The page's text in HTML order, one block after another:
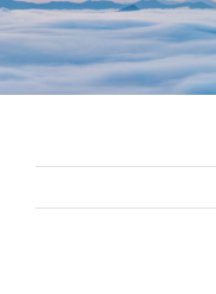
La Fioreria